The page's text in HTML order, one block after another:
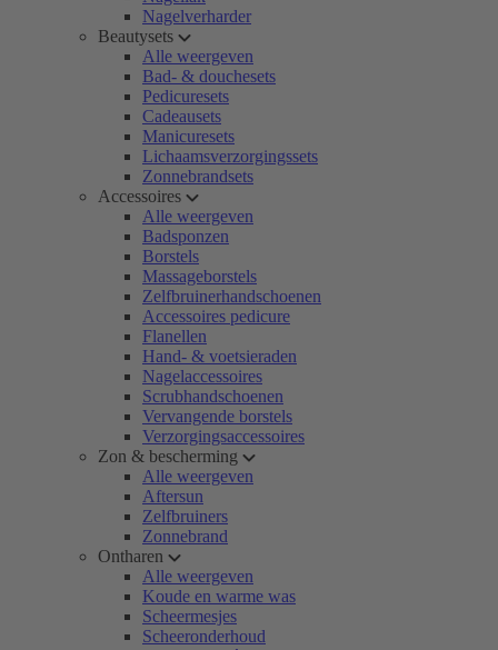
Nagelverharder
Beautysets
Alle weergeven
Bad- & douchesets
Pedicuresets
Cadeausets
Manicuresets
Lichaamsverzorgingssets
Zonnebrandsets
Accessoires
Alle weergeven
Badsponzen
Borstels
Massageborstels
Zelfbruinerhandschoenen
Accessoires pedicure
Flanellen
Hand- & voetsieraden
Nagelaccessoires
Scrubhandschoenen
Vervangende borstels
Verzorgingsaccessoires
Zon & bescherming
Alle weergeven
Aftersun
Zelfbruiners
Zonnebrand
Ontharen
Alle weergeven
Koude en warme was
Scheermesjes
Scheeronderhoud